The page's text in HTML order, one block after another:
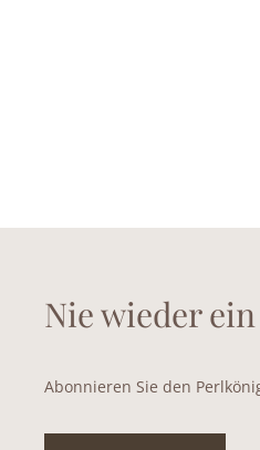
Nie wieder
Abonnieren Sie den